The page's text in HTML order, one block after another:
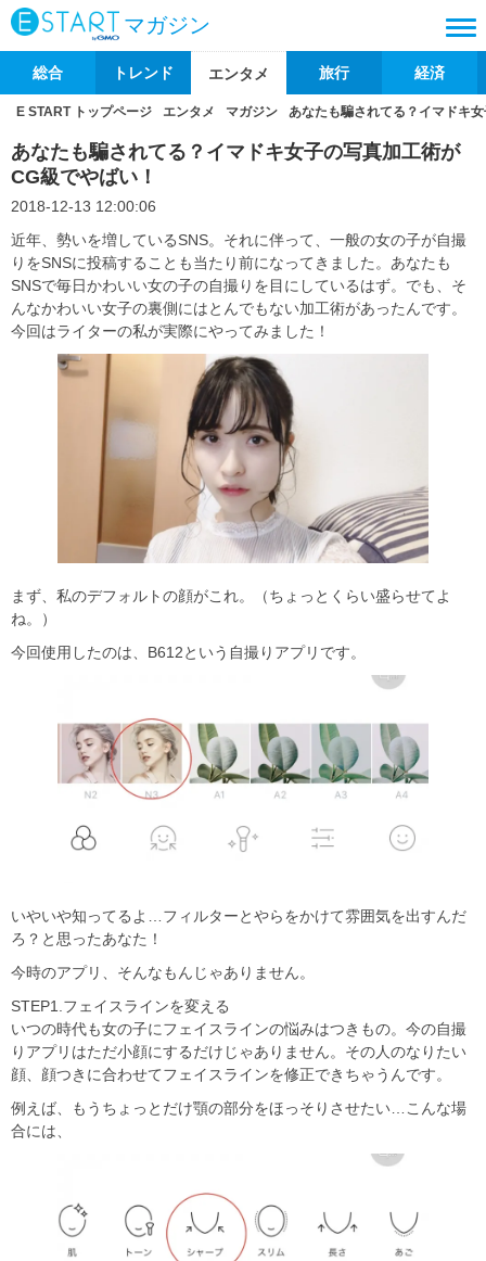
マガジン
総合 トレンド エンタメ 旅行 経済
E START トップページ エンタメ マガジン あなたも騙されてる？イマドキ
あなたも騙されてる？イマドキ女子の写真加工術が
CG級でやばい！
2018-12-13 12:00:06
近年、勢いを増しているSNS。それに伴って、一般の女の子が自撮
りをSNSに投稿することも当たり前になってきました。あなたも
SNSで毎日かわいい女の子の自撮りを目にしているはず。でも、そ
んなかわいい女子の裏側にはとんでもない加工術があったんです。
今回はライターの私が実際にやってみました！
まず、私のデフォルトの顔がこれ。（ちょっとくらい盛らせてよ
ね。）
今回使用したのは、B612という自撮りアプリです。
いやいや知ってるよ…フィルターとやらをかけて雰囲気を出すんだ
ろ？と思ったあなた！
今時のアプリ、そんなもんじゃありません。
STEP1.フェイスラインを変える
いつの時代も女の子にフェイスラインの悩みはつきもの。今の自撮
りアプリはただ小顔にするだけじゃありません。その人のなりたい
顔、顔つきに合わせてフェイスラインを修正できちゃうんです。
例えば、もうちょっとだけ顎の部分をほっそりさせたい…こんな場
合には、